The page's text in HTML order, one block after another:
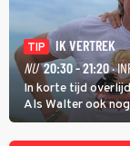
TIP
IK VERTREK
NU 20:30 - 21:20·
In korte tijd
Als Walter ook
een nieuwe start
ze een moeizame